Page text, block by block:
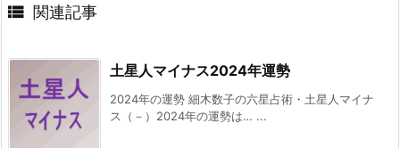
 関連記事
土星人マイナス2024年運勢
2024年の運勢 細木数子の六星占術・土星人マイナ
ス（－）2024年の運勢は… ...